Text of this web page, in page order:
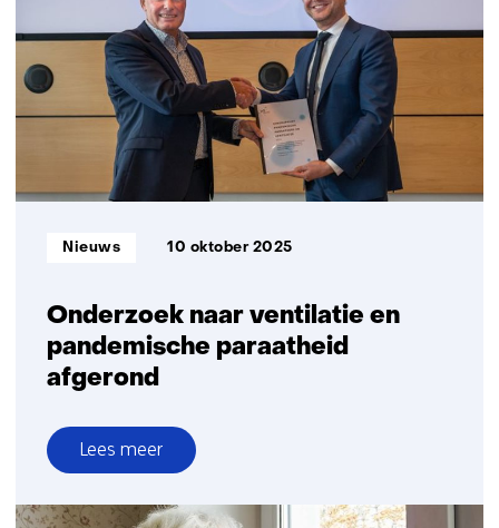
Onderzoek naar ventilatie en
pandemische paraatheid
afgerond
Informatietype:
Nieuws 10 oktober 2025
Lees meer
over
Onderzoek